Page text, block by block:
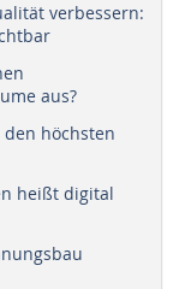
verbessern:
aus?
höchsten
heißt digital